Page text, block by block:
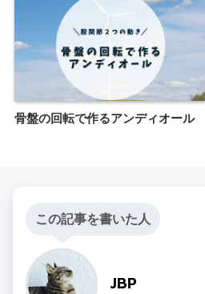
骨盤の回転で作るアンディオール
この記事を書いた人
JBP